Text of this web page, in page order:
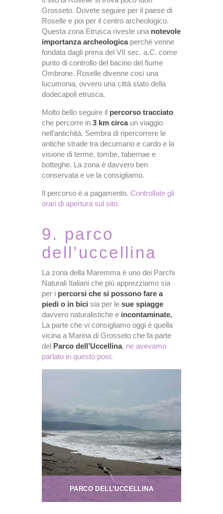
Grosseto. Dovete seguire per il paese di
Roselle e poi per il centro archeologico.
Questa zona Etrusca riveste una notevole
importanza archeologicaperché venne
fondata dagli prima del VII sec. a.C. come
punto di controllo del bacino del fiume
Ombrone. Roselle divenne così una
lucumonia, ovvero una città stato della
dodecapoli etrusca.
Molto bello seguire il percorso tracciato
che percorre in 3 km circa un viaggio
nell’antichità. Sembra di ripercorrere le
antiche strade tra decumano e cardo e la
visione di terme, tombe, tabernae e
botteghe. La zona è davvero ben
conservata e ve la consigliamo.
Il percorso è a pagamento. Controllate gli
orari di apertura sul sito.
9. parco
dell’uccellina
La zona della Maremma è uno dei Parchi
Naturali Italiani che più apprezziamo sia
per i percorsi che si possono fare a
piedi o in bici sia per le sue spiagge
davvero naturalistiche e incontaminate.
La parte che vi consigliamo oggi è quella
vicina a Marina di Grosseto che fa parte
del Parco dell’Uccellina, ne avevamo
parlato in questo post.
PARCO DELL’UCCELLINA